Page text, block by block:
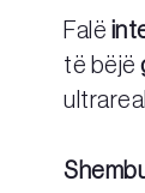
Falë
të bëjë